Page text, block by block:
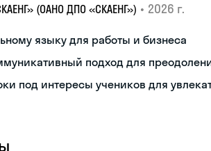
(ОАНО ДПО «СКАЕНГ») • 2026 г.
языку для работы и бизнеса
подход для
под интересы учеников для